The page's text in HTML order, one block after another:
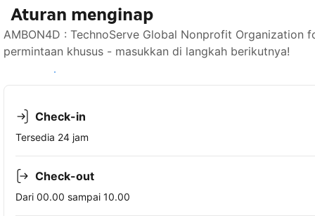
Aturan menginap
AMBON4D : TechnoServe Global Nonprofit
permintaan khusus - masukkan di langkah berikutnya!
Lihat ketersediaan
Check-in
Tersedia 24 jam
Check-out
Dari 00.00 sampai 10.00